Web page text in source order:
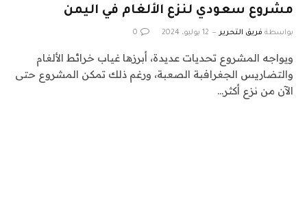
مشروع سعودي لنزع الألغام في اليمن
بواسطة فريق التحرير 12 يوليو، 2024 0
ويواجه المشروع تحديات عديدة، أبرزها غياب خرائط الألغام
والتضاريس الجغرافبة الصعبة، ورغم ذلك تمكن المشروع حتى
الآن من نزع أكثر…